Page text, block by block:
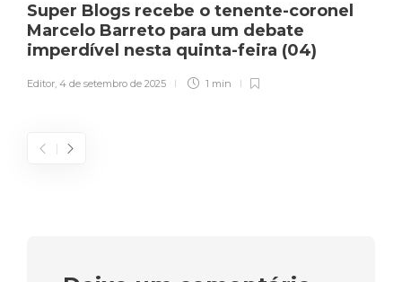
Super Blogs recebe o tenente-coronel
Marcelo Barreto para um debate
imperdível nesta quinta-feira (04)
Editor, 4 de setembro de 2025 1 min